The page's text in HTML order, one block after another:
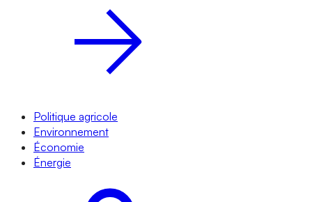
Politique agricole
Environnement
Économie
Énergie